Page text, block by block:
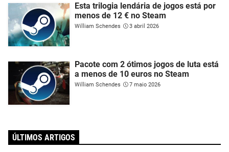
Esta trilogia lendária de jogos está por
menos de 12 € no Steam
William Schendes 3 abril 2026
Pacote com 2 ótimos jogos de luta está
a menos de 10 euros no Steam
William Schendes 7 maio 2026
ÚLTIMOS ARTIGOS